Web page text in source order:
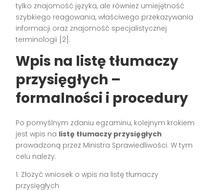
tylko znajomość języka, ale również umiejętność
szybkiego reagowania, właściwego przekazywania
informacji oraz znajomość specjalistycznej
terminologii [2].
Wpis na listę tłumaczy
przysięgłych –
formalności i procedury
Po pomyślnym zdaniu egzaminu, kolejnym krokiem
jest wpis na listę tłumaczy przysięgłych
prowadzoną przez Ministra Sprawiedliwości. W tym
celu należy:
1. Złożyć wniosek o wpis na listę tłumaczy
przysięgłych